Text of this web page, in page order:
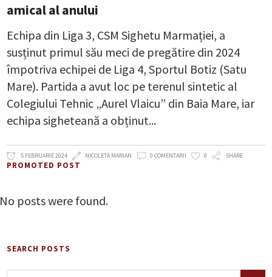
amical al anului
Echipa din Liga 3, CSM Sighetu Marmației, a
susținut primul său meci de pregătire din 2024
împotriva echipei de Liga 4, Sportul Botiz (Satu
Mare). Partida a avut loc pe terenul sintetic al
Colegiului Tehnic „Aurel Vlaicu” din Baia Mare, iar
echipa sigheteană a obținut
5 FEBRUARIE 2024 NICOLETA MARIAN 0 COMENTARII 0 SHARE
PROMOTED POST
No posts were found.
SEARCH POSTS